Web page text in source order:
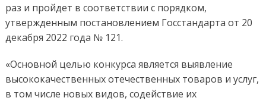
раз и пройдет в соответствии с порядком,
утвержденным постановлением Госстандарта от 20
декабря 2022 года № 121.
«Основной целью конкурса является выявление
высококачественных отечественных товаров и услуг,
в том числе новых видов, содействие их